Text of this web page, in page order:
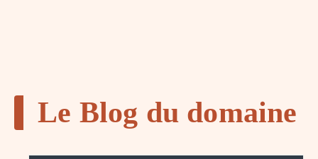
Le Blog du domaine